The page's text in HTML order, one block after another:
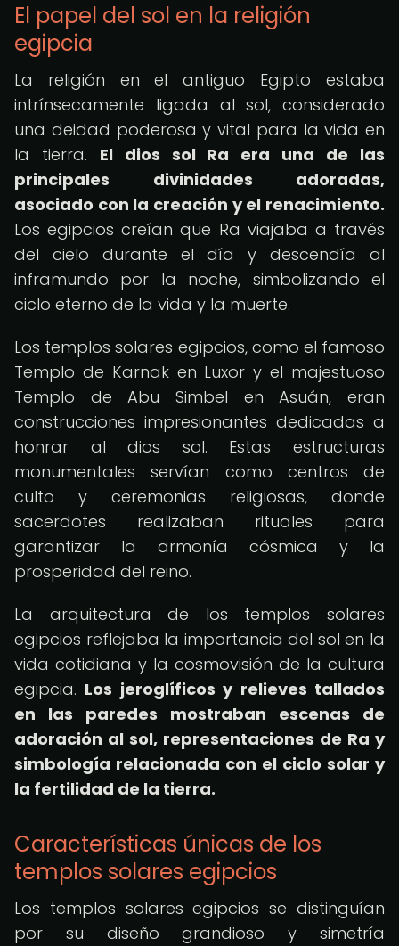
El papel del sol en la religión
egipcia
La religión en el antiguo Egipto estaba
intrínsecamente ligada al sol, considerado
una deidad poderosa y vital para la vida en
la tierra. El dios sol Ra era una de las
principales divinidades adoradas,
asociado con la creación y el renacimiento.
Los egipcios creían que Ra viajaba a través
del cielo durante el día y descendía al
inframundo por la noche, simbolizando el
ciclo eterno de la vida y la muerte.
Los templos solares egipcios, como el famoso
Templo de Karnak en Luxor y el majestuoso
Templo de Abu Simbel en Asuán, eran
construcciones impresionantes dedicadas a
honrar al dios sol. Estas estructuras
monumentales servían como centros de
culto y ceremonias religiosas, donde
sacerdotes realizaban rituales para
garantizar la armonía cósmica y la
prosperidad del reino.
La arquitectura de los templos solares
egipcios reflejaba la importancia del sol en la
vida cotidiana y la cosmovisión de la cultura
egipcia. Los jeroglíficos y relieves tallados
en las paredes mostraban escenas de
adoración al sol, representaciones de Ra y
simbología relacionada con el ciclo solar y
la fertilidad de la tierra.
Características únicas de los
templos solares egipcios
Los templos solares egipcios se distinguían
por su diseño grandioso y simetría